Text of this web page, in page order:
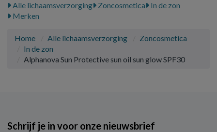
Alle lichaamsverzorging Zoncosmetica
In de zon
Merken
Home Alle lichaamsverzorging
Zoncosmetica
In de zon
Alphanova Sun Protective sun oil sun glow SPF30
Schrijf je in voor onze nieuwsbrief